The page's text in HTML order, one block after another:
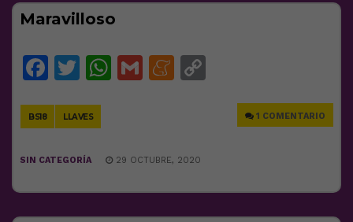
Maravilloso
Facebook
Twitter
WhatsApp
GmailMeneame
BS18 LLAVES 1 COMENTARIO
SIN CATEGORÍA 29 OCTUBRE, 2020